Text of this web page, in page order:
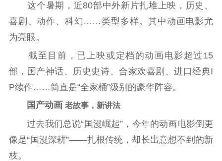
通知公告 信息公开制度
信息公开指南
工作动态
理论武装
理论学习 宣传宣讲 研究阐释
哲学社科
这个暑期，近80部中外新片扎堆上映，历史、
喜剧、动作、科幻……类型多样。其中动画电影尤
为亮眼。
截至目前，已上映或定档的动画电影超过15
部，国产神话、历史史诗、合家欢喜剧、进口经典I
P续作……简直是“全家桶”级别的豪华阵容。
国产动画 老故事，新讲法
过去我们总说“国漫崛起”，今年的动画电影倒更
像是“国漫深耕”——扎根传统，却长出意想不到的新
枝。